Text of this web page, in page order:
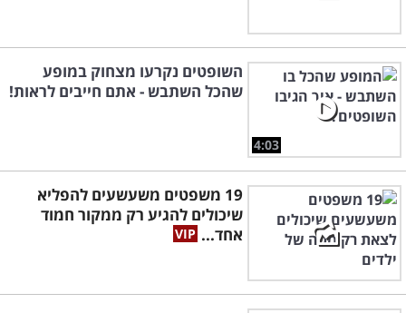
4:03
השופטים נקרעו מצחוק במופע
שהכל השתבש - אתם חייבים לראות!
19 משפטים משעשעים להפליא
שיכולים להגיע רק ממקור חמוד
אחד...